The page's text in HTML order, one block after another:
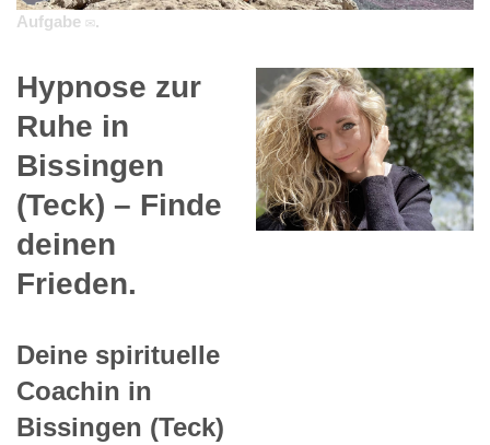
Aufgabe ✉.
Hypnose zur
Ruhe in
Bissingen
(Teck) – Finde
deinen
Frieden.
Deine spirituelle
Coachin in
Bissingen (Teck)